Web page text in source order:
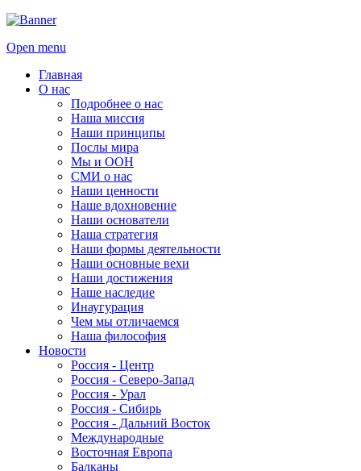
Open menu
Главная
О нас
Подробнее о нас
Наша миссия
Наши принципы
Послы мира
Мы и ООН
СМИ о нас
Наши ценности
Наше вдохновение
Наши основатели
Наша стратегия
Наши формы деятельности
Наши основные вехи
Наши достижения
Наше наследие
Инаугурация
Чем мы отличаемся
Наша философия
Новости
Россия - Центр
Россия - Северо-Запад
Россия - Урал
Россия - Сибирь
Россия - Дальний Восток
Международные
Восточная Европа
Балканы